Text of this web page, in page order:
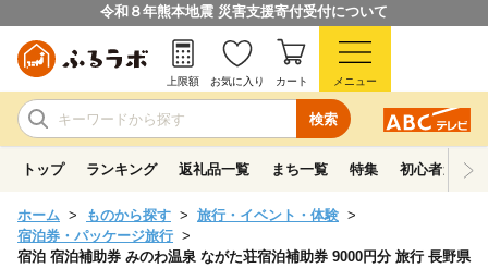
令和８年熊本地震 災害支援寄付受付について
検索
上限額 お気に入り カート メニュー
トップ ランキング 返礼品一覧 まち一覧 特集 初心者ガイド
ホーム ものから探す
旅行・イベント・体験
宿泊券・パッケージ旅行
宿泊 宿泊補助券 みのわ温泉 ながた荘宿泊補助券 9000円分 旅行 長野県